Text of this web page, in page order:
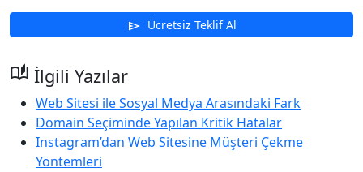
send Ücretsiz Teklif Al
auto_stories İlgili Yazılar
Web Sitesi ile Sosyal Medya Arasındaki Fark
Domain Seçiminde Yapılan Kritik Hatalar
Instagram’dan Web Sitesine Müşteri Çekme
Yöntemleri